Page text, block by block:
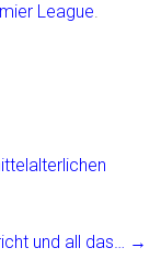
League.
und all das… →